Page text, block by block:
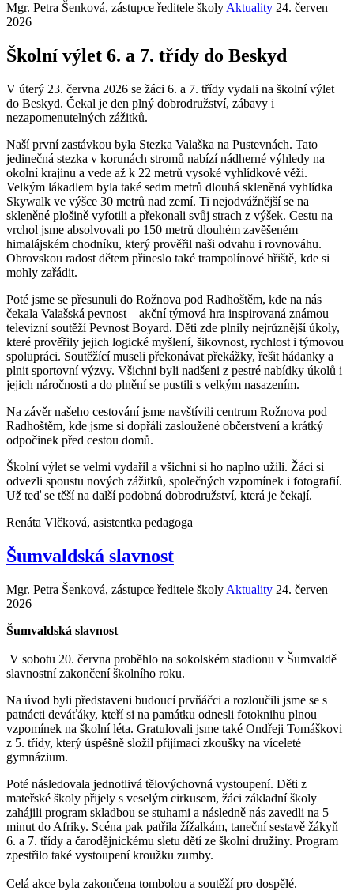
Mgr. Petra Šenková, zástupce ředitele školy Aktuality 24. červen
2026
Školní výlet 6. a 7. třídy do Beskyd
V úterý 23. června 2026 se žáci 6. a 7. třídy vydali na školní výlet
do Beskyd. Čekal je den plný dobrodružství, zábavy i
nezapomenutelných zážitků.
Naší první zastávkou byla Stezka Valaška na Pustevnách. Tato
jedinečná stezka v korunách stromů nabízí nádherné výhledy na
okolní krajinu a vede až k 22 metrů vysoké vyhlídkové věži.
Velkým lákadlem byla také sedm metrů dlouhá skleněná vyhlídka
Skywalk ve výšce 30 metrů nad zemí. Ti nejodvážnější se na
skleněné plošině vyfotili a překonali svůj strach z výšek. Cestu na
vrchol jsme absolvovali po 150 metrů dlouhém zavěšeném
himalájském chodníku, který prověřil naši odvahu i rovnováhu.
Obrovskou radost dětem přineslo také trampolínové hřiště, kde si
mohly zařádit.
Poté jsme se přesunuli do Rožnova pod Radhoštěm, kde na nás
čekala Valašská pevnost – akční týmová hra inspirovaná známou
televizní soutěží Pevnost Boyard. Děti zde plnily nejrůznější úkoly,
které prověřily jejich logické myšlení, šikovnost, rychlost i týmovou
spolupráci. Soutěžící museli překonávat překážky, řešit hádanky a
plnit sportovní výzvy. Všichni byli nadšeni z pestré nabídky úkolů i
jejich náročnosti a do plnění se pustili s velkým nasazením.
Na závěr našeho cestování jsme navštívili centrum Rožnova pod
Radhoštěm, kde jsme si dopřáli zasloužené občerstvení a krátký
odpočinek před cestou domů.
Školní výlet se velmi vydařil a všichni si ho naplno užili. Žáci si
odvezli spoustu nových zážitků, společných vzpomínek i fotografií.
Už teď se těší na další podobná dobrodružství, která je čekají.
Renáta Vlčková, asistentka pedagoga
Šumvaldská slavnost
Mgr. Petra Šenková, zástupce ředitele školy Aktuality 24. červen
2026
Šumvaldská slavnost
V sobotu 20. června proběhlo na sokolském stadionu v Šumvaldě
slavnostní zakončení školního roku.
Na úvod byli představeni budoucí prvňáčci a rozloučili jsme se s
patnácti deváťáky, kteří si na památku odnesli fotoknihu plnou
vzpomínek na školní léta. Gratulovali jsme také Ondřeji Tomáškovi
z 5. třídy, který úspěšně složil přijímací zkoušky na víceleté
gymnázium.
Poté následovala jednotlivá tělovýchovná vystoupení. Děti z
mateřské školy přijely s veselým cirkusem, žáci základní školy
zahájili program skladbou se stuhami a následně nás zavedli na 5
minut do Afriky. Scéna pak patřila žížalkám, taneční sestavě žákyň
6. a 7. třídy a čarodějnickému sletu dětí ze školní družiny. Program
zpestřilo také vystoupení kroužku zumby.
Celá akce byla zakončena tombolou a soutěží pro dospělé.